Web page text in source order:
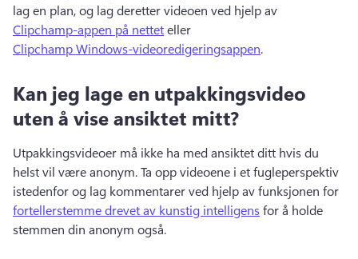
lag en plan, og lag deretter videoen ved hjelp av
Clipchamp-appen på nettet eller
Clipchamp Windows-videoredigeringsappen.
Kan jeg lage en utpakkingsvideo
uten å vise ansiktet mitt?
Utpakkingsvideoer må ikke ha med ansiktet ditt hvis du
helst vil være anonym. Ta opp videoene i et fugleperspektiv
istedenfor og lag kommentarer ved hjelp av funksjonen for
fortellerstemme drevet av kunstig intelligens for å holde
stemmen din anonym også.